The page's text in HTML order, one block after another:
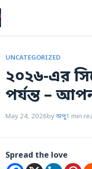
UNCATEGORIZED
২০২৬-এর
পর্যন্ত –
May 24, 2026byঅপু1 min
Spread the love